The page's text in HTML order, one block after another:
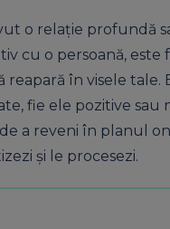
o relație profundă
cu o persoană, este
reapară în visele tale.
fie ele pozitive sau
a reveni în planul
și le procesezi.